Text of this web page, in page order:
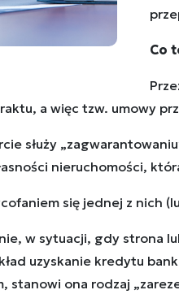
Co
a więc tzw. umowy
służy
nieruchomości,
się jednej z nich
w sytuacji, gdy strona
uzyskanie kredytu
stanowi ona rodzaj